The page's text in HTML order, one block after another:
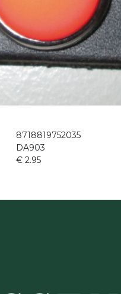
8718819752035
DA903
€ 2.95